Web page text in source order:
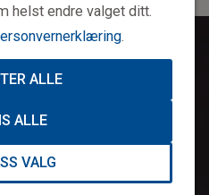
helst endre valget ditt.
.
ALLE
ALLE
VALG